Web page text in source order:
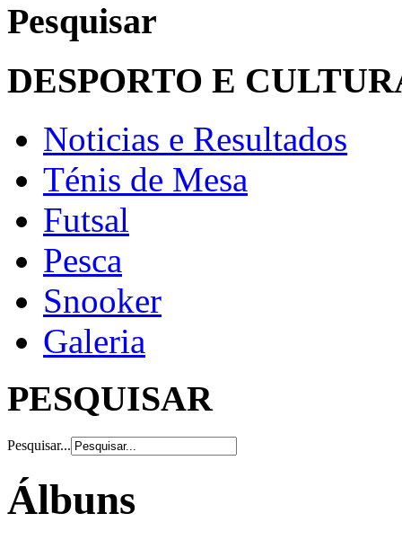
Pesquisar
DESPORTO E
Noticias e Resultados
Ténis de Mesa
Futsal
Pesca
Snooker
Galeria
PESQUISAR
Pesquisar...
Álbuns